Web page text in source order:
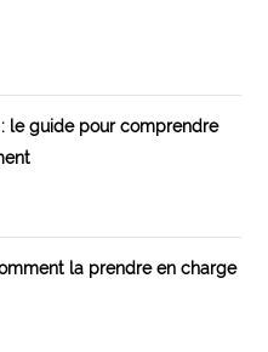
le guide pour comprendre
la prendre en charge